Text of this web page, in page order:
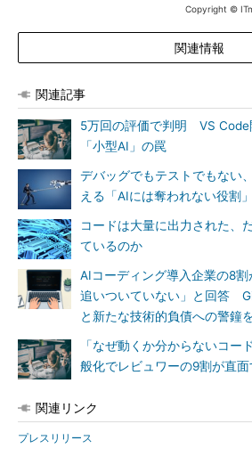
Copyright ©
関連情報
関連記事
5万回の評価で判明 VS Code
「小型AI」の罠
デバッグでもテストでもない
える「AIには奪われない役割
コードは大量に出力された、
ているのか
AIコーディング導入企業の8
追いついていない」と回答
と新たな技術的負債への警鐘
「なぜ動くか分からないコ
般化でレビュワーの9割が直
関連リンク
プレスリリース